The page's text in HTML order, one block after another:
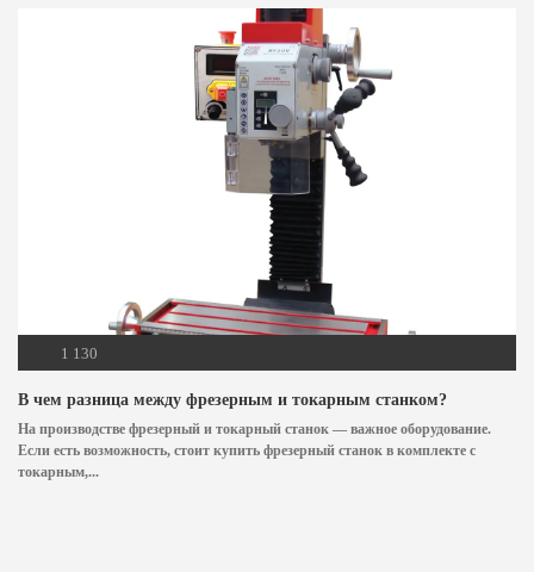
1 130
В чем разница между фрезерным и токарным станком?
На производстве фрезерный и токарный станок — важное оборудование.
Если есть возможность, стоит купить фрезерный станок в комплекте с
токарным,...